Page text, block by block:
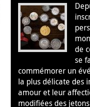
de
se
commémorer un
la plus délicate des
amour et leur
modifiées des